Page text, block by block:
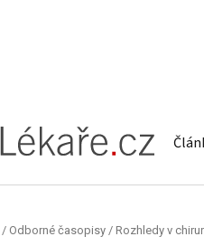
/ Odborné časopisy / Rozhledy v